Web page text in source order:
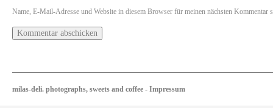
Name, E-Mail-Adresse und Website in diesem Browser für meinen nächsten Kommentar
milas-deli. photographs, sweets and coffee - Impressum